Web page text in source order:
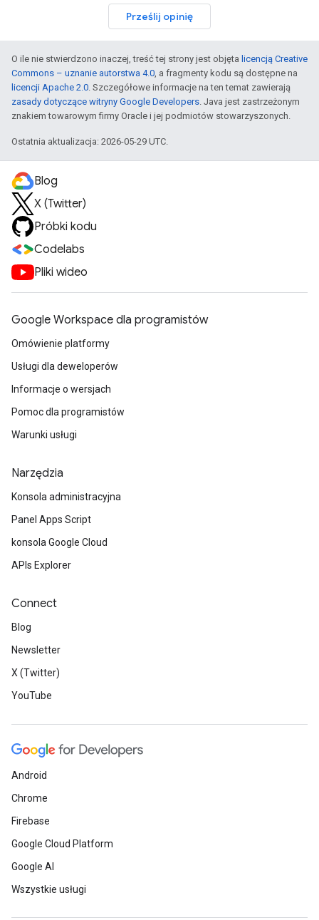
Prześlij opinię
O ile nie stwierdzono inaczej, treść tej strony jest objęta licencją Creative
Commons – uznanie autorstwa 4.0, a fragmenty kodu są dostępne na
licencji Apache 2.0. Szczegółowe informacje na ten temat zawierają
zasady dotyczące witryny Google Developers. Java jest zastrzeżonym
znakiem towarowym firmy Oracle i jej podmiotów stowarzyszonych.
Ostatnia aktualizacja: 2026-05-29 UTC.
Blog
X (Twitter)
Próbki kodu
Codelabs
Pliki wideo
Google Workspace dla programistów
Omówienie platformy
Usługi dla deweloperów
Informacje o wersjach
Pomoc dla programistów
Warunki usługi
Narzędzia
Konsola administracyjna
Panel Apps Script
konsola Google Cloud
APIs Explorer
Connect
Blog
Newsletter
X (Twitter)
YouTube
Android
Chrome
Firebase
Google Cloud Platform
Google AI
Wszystkie usługi